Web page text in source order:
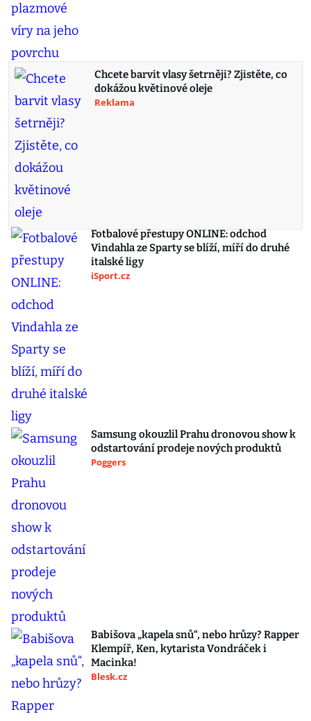
Chcete barvit vlasy šetrněji? Zjistěte, co
dokážou květinové oleje
Reklama
Fotbalové přestupy ONLINE: odchod
Vindahla ze Sparty se blíží, míří do druhé
italské ligy
iSport.cz
Samsung okouzlil Prahu dronovou show k
odstartování prodeje nových produktů
Poggers
Babišova „kapela snů“, nebo hrůzy? Rapper
Klempíř, Ken, kytarista Vondráček i
Macinka!
Blesk.cz